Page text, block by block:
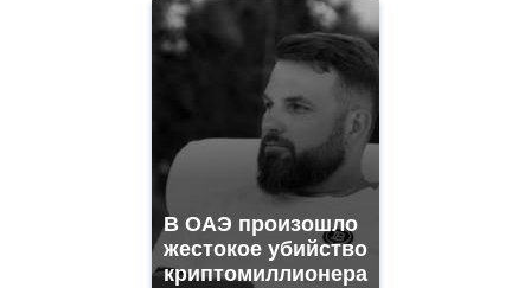
В ОАЭ произошло
жестокое убийство
криптомиллионера